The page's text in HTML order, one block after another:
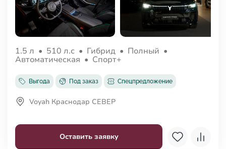
1.5 л • 510 л.с • Гибрид • Полный •
Автоматическая • Спорт+
Выгода Под заказ Спецпредложение
Оставить заявку
Voyah Краснодар СЕВЕР